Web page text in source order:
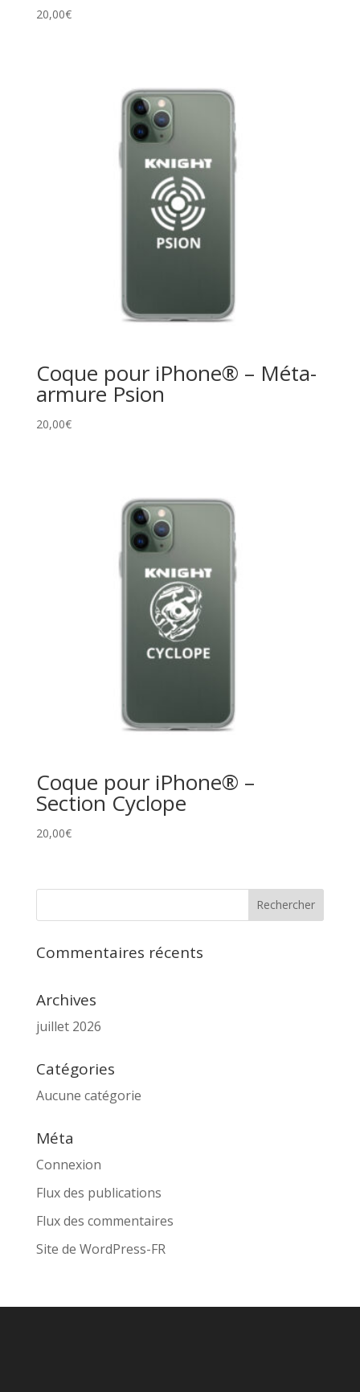
20,00€
Coque pour iPhone® – Méta-
armure Psion
20,00€
Coque pour iPhone® –
Section Cyclope
20,00€
Commentaires récents
Archives
juillet 2026
Catégories
Aucune catégorie
Méta
Connexion
Flux des publications
Flux des commentaires
Site de WordPress-FR